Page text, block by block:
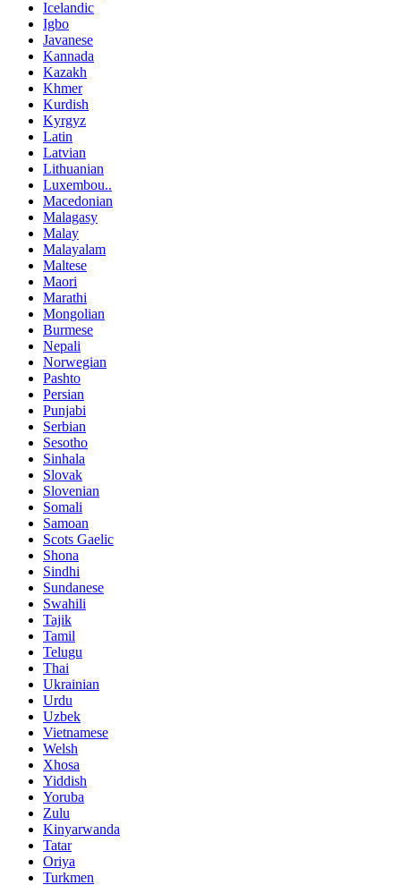
Icelandic
Igbo
Javanese
Kannada
Kazakh
Khmer
Kurdish
Kyrgyz
Latin
Latvian
Lithuanian
Luxembou..
Macedonian
Malagasy
Malay
Malayalam
Maltese
Maori
Marathi
Mongolian
Burmese
Nepali
Norwegian
Pashto
Persian
Punjabi
Serbian
Sesotho
Sinhala
Slovak
Slovenian
Somali
Samoan
Scots Gaelic
Shona
Sindhi
Sundanese
Swahili
Tajik
Tamil
Telugu
Thai
Ukrainian
Urdu
Uzbek
Vietnamese
Welsh
Xhosa
Yiddish
Yoruba
Zulu
Kinyarwanda
Tatar
Oriya
Turkmen